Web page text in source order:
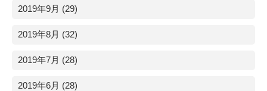
2019年9月 (29)
2019年8月 (32)
2019年7月 (28)
2019年6月 (28)